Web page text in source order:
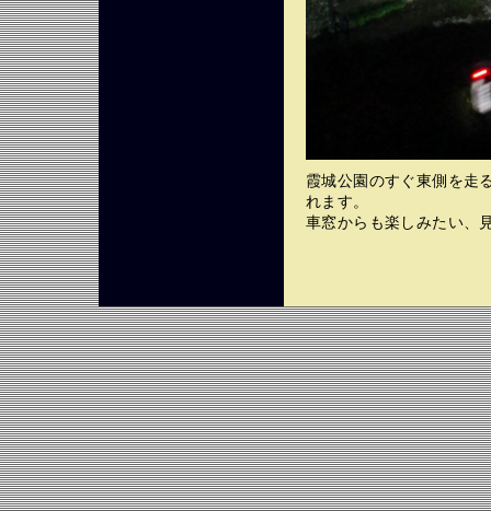
霞城公園のすぐ東側を走
れます。
車窓からも楽しみたい、